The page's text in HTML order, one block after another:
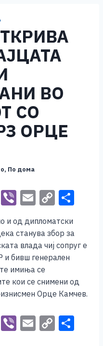
ВО
СО
ОРЦЕ
, По дома
W Vi
er
E
ai
l
C
p
y
Li
n
k
e
и од дипломатски
станува збор за
влада чиј сопруг е
и бивш генерален
имиња се
кои се снимени од
Орце Камчев.
W Vi E C